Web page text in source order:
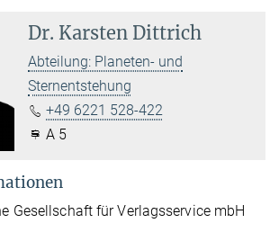
Dr. Karsten Dittrich
Abteilung: Planeten- und
Sternentstehung
+49 6221 528-422
A 5
Gesellschaft für Verlagsservice mbH